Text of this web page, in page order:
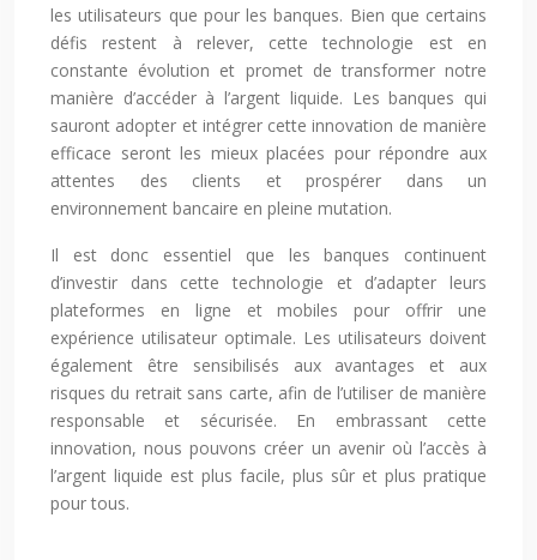
les utilisateurs que pour les banques. Bien que certains
défis restent à relever, cette technologie est en
constante évolution et promet de transformer notre
manière d’accéder à l’argent liquide. Les banques qui
sauront adopter et intégrer cette innovation de manière
efficace seront les mieux placées pour répondre aux
attentes des clients et prospérer dans un
environnement bancaire en pleine mutation.
Il est donc essentiel que les banques continuent
d’investir dans cette technologie et d’adapter leurs
plateformes en ligne et mobiles pour offrir une
expérience utilisateur optimale. Les utilisateurs doivent
également être sensibilisés aux avantages et aux
risques du retrait sans carte, afin de l’utiliser de manière
responsable et sécurisée. En embrassant cette
innovation, nous pouvons créer un avenir où l’accès à
l’argent liquide est plus facile, plus sûr et plus pratique
pour tous.